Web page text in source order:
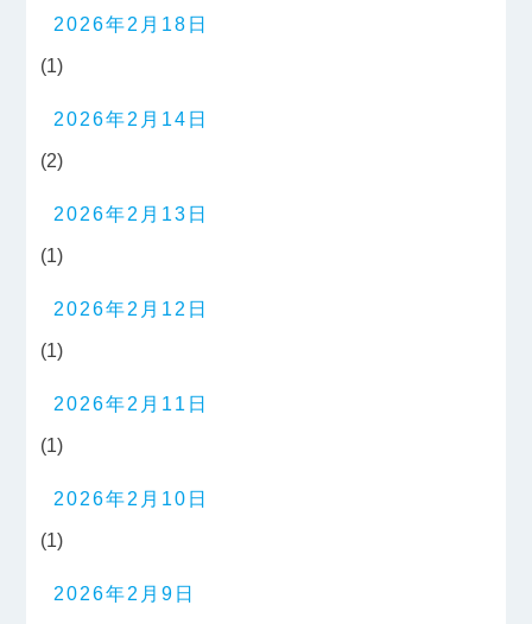
2026年2月18日
(1)
2026年2月14日
(2)
2026年2月13日
(1)
2026年2月12日
(1)
2026年2月11日
(1)
2026年2月10日
(1)
2026年2月9日